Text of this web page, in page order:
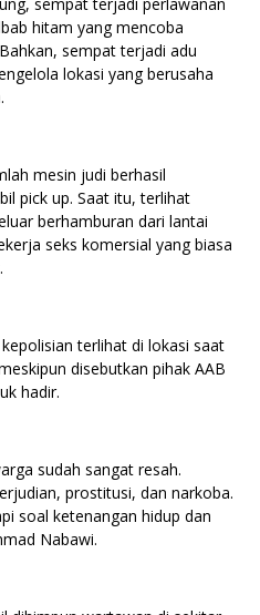
hitam yang mencoba
sempat terjadi adu
lokasi yang berusaha
mesin judi berhasil
pick up. Saat itu, terlihat
berhamburan dari lantai
seks komersial yang biasa
terlihat di lokasi saat
disebutkan pihak AAB
hadir.
sudah sangat resah.
prostitusi, dan narkoba.
soal ketenangan hidup dan
Nabawi.